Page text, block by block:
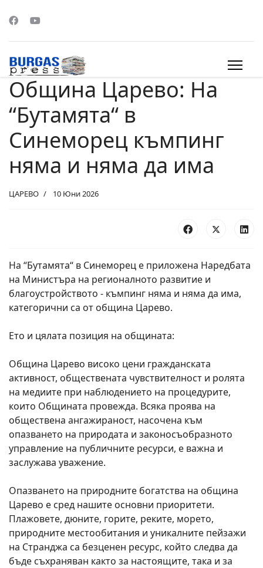
Община Царево: На
“Бутамята“ в
Синеморец къмпинг
няма и няма да има
ЦАРЕВО 10 Юни 2026
На “Бутамята“ в Синеморец е приложена Наредбата
на Министъра на регионалното развитие и
благоустройството - къмпинг няма и няма да има,
категорични са от община Царево.
Ето и цялата позиция на общината:
Община Царево високо цени гражданската
активност, обществената чувствителност и ролята
на медиите при наблюдението на процедурите,
които Общината провежда. Всяка проява на
обществена ангажираност, насочена към
опазването на природата и законосъобразното
управление на публичните ресурси, е важна и
заслужава уважение.
Опазването на природните богатства на община
Царево е сред нашите основни приоритети.
Плажовете, дюните, горите, реките, морето,
природните местообитания и уникалните пейзажи
на Странджа са безценен ресурс, който следва да
бъде съхраняван както за настоящите, така и за